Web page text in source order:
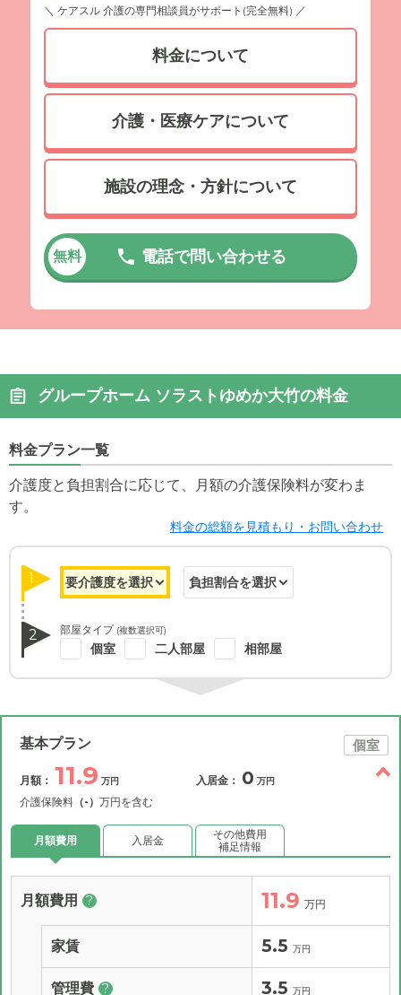
＼ ケアスル 介護の専門相談員がサポート(完全無料) ／
料金について
介護・医療ケアについて
施設の理念・方針について
無料 電話で問い合わせる
グループホーム ソラストゆめか大竹の料金
料金プラン一覧
介護度と負担割合に応じて、月額の介護保険料が変わま
す。
料金の総額を見積もり・お問い合わせ
1
2 部屋タイプ (複数選択可)
個室 二人部屋 相部屋
基本プラン 個室
月額： 11.9 万円
介護保険料 （-） 万円を含む
入居金： 0 万円
月額費用 入居金
その他費用
補足情報
月額費用 ? 11.9 万円
家賃 5.5 万円
管理費 ? 3.5 万円